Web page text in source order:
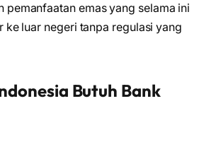
pemanfaatan emas yang selama ini
ke luar negeri tanpa regulasi yang
Butuh Bank